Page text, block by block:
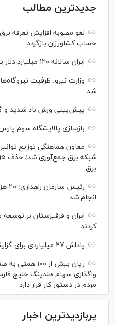
جدیدترین مطالب
لغو مصوبه افزایش تعرفه
حساب کشاورزان بازگردد
ایران سالانه ۱۲۰ میلیارد دلار یارانه انرژی می‌دهد
شد
پیش‌بینی وزش باد شدید و
بازسازی پالایشگاه سوم
برق
انجام شد
ایران و قرقیزستان بر
کردند
پاداش ۲۷ میلیاردی برای گزارش رمزارز غیرمجاز
زیان بیش از
واگذاری سهام هلدینگ خلیج
مردم در دستور کار قرار دارد
پربازدیدترین اخبار